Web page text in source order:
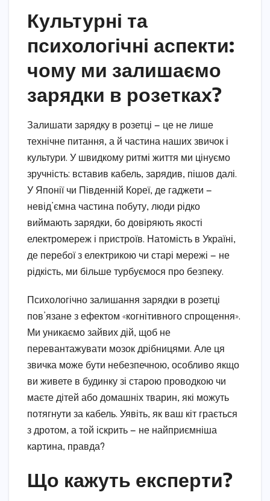
Культурні та
психологічні аспекти:
чому ми залишаємо
зарядки в розетках?
Залишати зарядку в розетці — це не лише
технічне питання, а й частина наших звичок і
культури. У швидкому ритмі життя ми цінуємо
зручність: вставив кабель, зарядив, пішов далі.
У Японії чи Південній Кореї, де гаджети —
невід’ємна частина побуту, люди рідко
виймають зарядки, бо довіряють якості
електромереж і пристроїв. Натомість в Україні,
де перебої з електрикою чи старі мережі — не
рідкість, ми більше турбуємося про безпеку.
Психологічно залишання зарядки в розетці
пов’язане з ефектом «когнітивного спрощення».
Ми уникаємо зайвих дій, щоб не
перевантажувати мозок дрібницями. Але ця
звичка може бути небезпечною, особливо якщо
ви живете в будинку зі старою проводкою чи
маєте дітей або домашніх тварин, які можуть
потягнути за кабель. Уявіть, як ваш кіт грається
з дротом, а той іскрить — не найприємніша
картина, правда?
Що кажуть експерти?